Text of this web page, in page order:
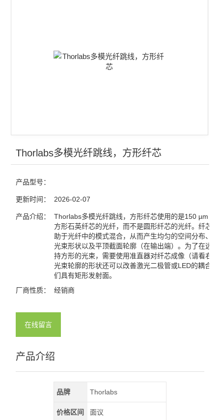
Thorlabs多模光纤跳线，方形纤芯
产品型号：
更新时间： 2026-02-07
产品介绍：
Thorlabs多模光纤跳线，方形纤芯使用的是150 µm x
方形石英纤芯的光纤，而不是圆形纤芯的光纤。纤芯
助于光纤中的模式混合，从而产生均匀的空间分布、
光束形状以及平顶截面轮廓（在输出端）。为了在远
持方形的光束，需要使用准直器对纤芯成像（请看右
光束轮廓的形状还可以改善激光二极管或LED的耦合
们具有矩形发射面。
厂商性质：
经销商
在线留言
产品介绍
品牌 Thorlabs
价格区间 面议